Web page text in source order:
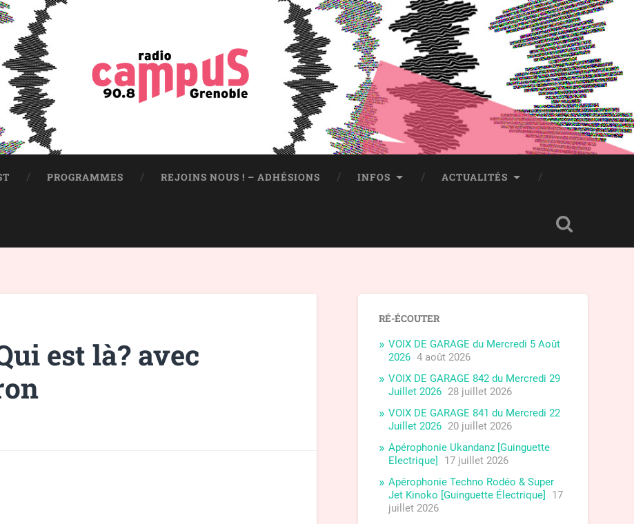
PROGRAMMES REJOINS NOUS ! – ADHÉSIONS INFOS ACTUALITÉS
est là? avec
RÉ-ÉCOUTER
VOIX DE GARAGE du Mercredi 5 Août
2026 4 août 2026
VOIX DE GARAGE 842 du Mercredi 29
Juillet 2026 28 juillet 2026
VOIX DE GARAGE 841 du Mercredi 22
Juillet 2026 20 juillet 2026
Apérophonie Ukandanz [Guinguette
Electrique]
17 juillet 2026
Apérophonie Techno Rodéo & Super
Jet Kinoko [Guinguette Électrique]
17
juillet 2026